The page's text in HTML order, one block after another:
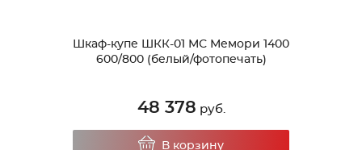
Шкаф-купе ШКК-01 МС Мемори 1400
600/800 (белый/фотопечать)
48 378 руб.
В корзину